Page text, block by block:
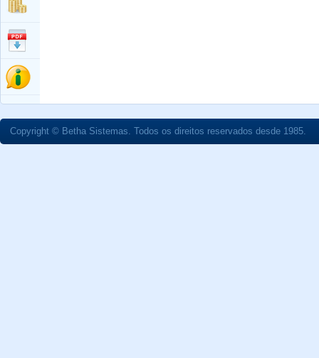
Copyright © Betha Sistemas. Todos os direitos reservados desde 1985.